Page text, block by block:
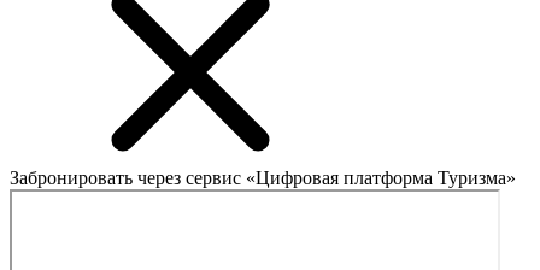
Забронировать через сервис «Цифровая платформа Туризма»